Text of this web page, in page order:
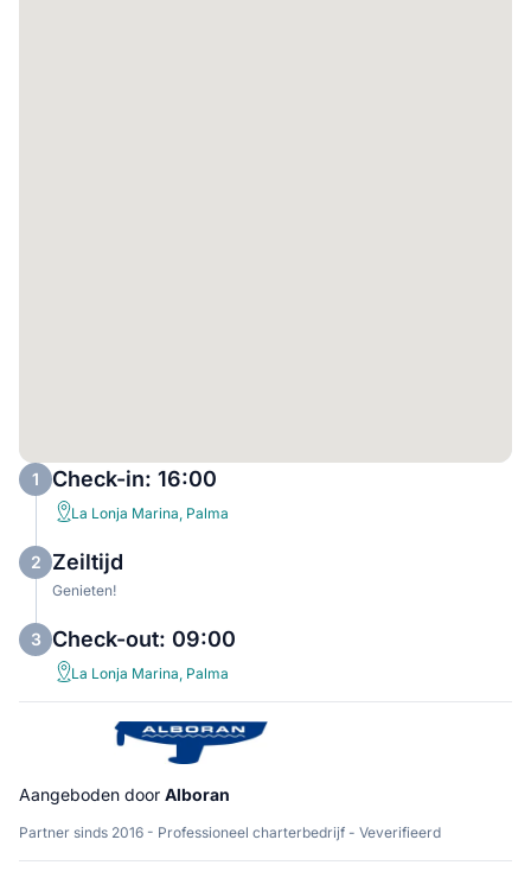
1 Check-in: 16:00
La Lonja Marina, Palma
2 Zeiltijd
Genieten!
3 Check-out: 09:00
La Lonja Marina, Palma
Aangeboden door Alboran
Partner sinds 2016 - Professioneel charterbedrijf - Veverifieerd